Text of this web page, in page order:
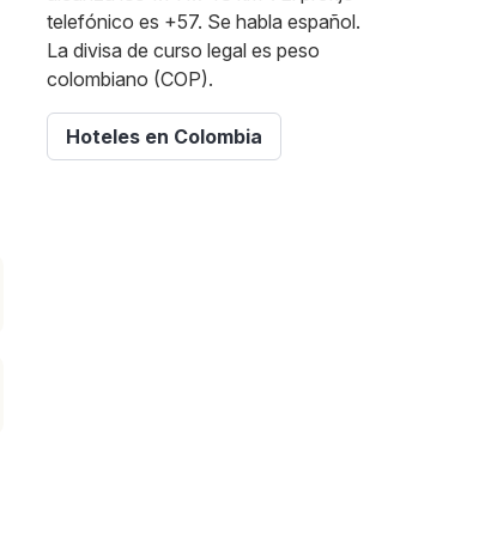
telefónico es +57. Se habla español.
La divisa de curso legal es peso
colombiano (COP).
Hoteles en Colombia